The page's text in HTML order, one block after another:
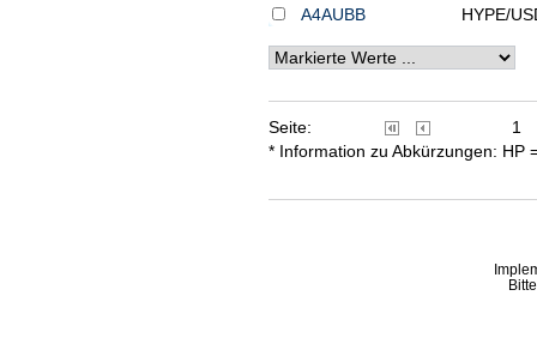
A4AUBB
HYPE/
Seite:
1
* Information zu Abkürzungen: HP